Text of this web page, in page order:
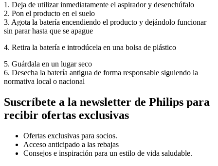
1. Deja de utilizar inmediatamente el aspirador y desenchúfalo
2. Pon el producto en el suelo
3. Agota la batería encendiendo el producto y dejándolo funcionar
sin parar hasta que se apague
4. Retira la batería e introdúcela en una bolsa de plástico
5. Guárdala en un lugar seco
6. Desecha la batería antigua de forma responsable siguiendo la
normativa local o nacional
Suscríbete a la newsletter de Philips para
recibir ofertas exclusivas
Ofertas exclusivas para socios.
Acceso anticipado a las rebajas
Consejos e inspiración para un estilo de vida saludable.